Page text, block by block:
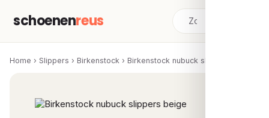
schoenenreus
Home › Slippers › Birkenstock › Birkenstock nubuck slippers beige